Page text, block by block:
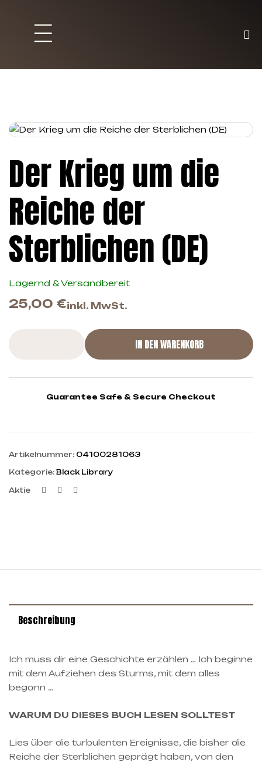
Der Krieg um die
Reiche der
Sterblichen (DE)
Lagernd & Versandbereit
25,00 €inkl. MwSt.
IN DEN WARENKORB
Guarantee Safe & Secure Checkout
Artikelnummer: 04100281063
Kategorie: Black Library
Aktie Facebook
Twitter
Beschreibung
Ich muss dir eine Geschichte erzählen … Ich beginne
mit dem Aufziehen des Sturms, mit dem alles
begann …
WARUM DU DIESES BUCH LESEN SOLLTEST
Lies über die turbulenten Ereignisse, die bisher die
Reiche der Sterblichen geprägt haben, von den